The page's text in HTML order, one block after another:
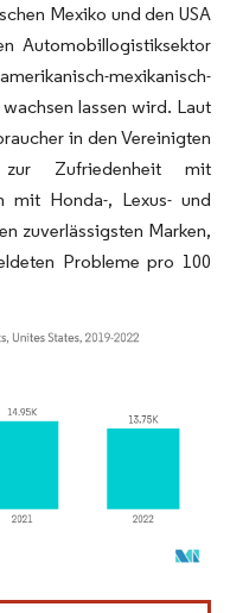
Mexiko und den USA
Automobillogistiksektor
mexikanisch-
lassen wird. Laut
in den Vereinigten
Zufriedenheit mit
mit Honda-, Lexus- und
zuverlässigsten Marken,
Probleme pro 100
erfordert Namensnennung gemäß